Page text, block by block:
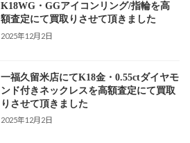
K18WG・GGアイコンリング/指輪を高
額査定にて買取りさせて頂きました
2025年12月2日
一福久留米店にてK18金・0.55ctダイヤモ
ンド付きネックレスを高額査定にて買取
りさせて頂きました
2025年12月2日